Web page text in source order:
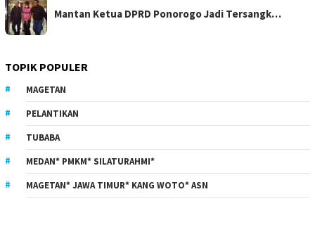
Mantan Ketua DPRD Ponorogo Jadi Tersangk…
TOPIK POPULER
MAGETAN
PELANTIKAN
TUBABA
MEDAN* PMKM* SILATURAHMI*
MAGETAN* JAWA TIMUR* KANG WOTO* ASN